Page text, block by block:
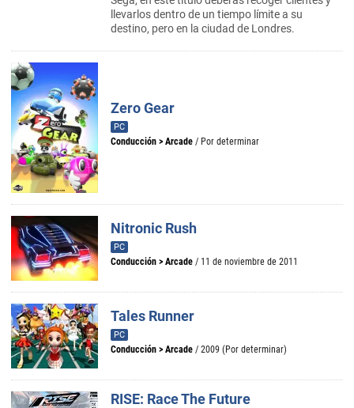
llevarlos dentro de un tiempo límite a su
destino, pero en la ciudad de Londres.
Zero Gear
PC
Conducción > Arcade / Por determinar
Nitronic Rush
PC
Conducción > Arcade / 11 de noviembre de 2011
Tales Runner
PC
Conducción > Arcade / 2009 (Por determinar)
RISE: Race The Future